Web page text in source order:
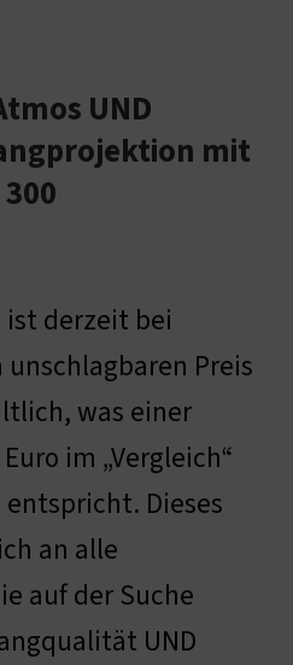
UND
mit
ist derzeit bei
Preis
was einer
im „Vergleich“
Dieses
an alle
auf der Suche
UND